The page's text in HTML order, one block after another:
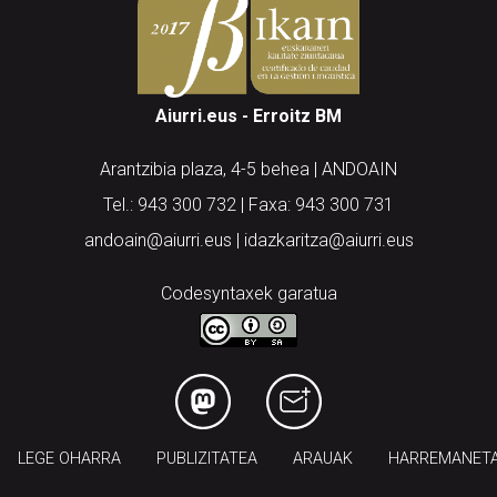
Aiurri.eus - Erroitz BM
Arantzibia plaza, 4-5 behea | ANDOAIN
Tel.: 943 300 732 | Faxa: 943 300 731
andoain@aiurri.eus | idazkaritza@aiurri.eus
Codesyntaxek garatua
LEGE OHARRA PUBLIZITATEA ARAUAK